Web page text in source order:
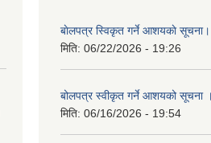
बाेलपत्र स्विकृत गर्ने आशयकाे सूचना।
मिति: 06/22/2026 - 19:26
बोलपत्र स्वीकृत गर्ने आशयको सूचना
मिति: 06/16/2026 - 19:54